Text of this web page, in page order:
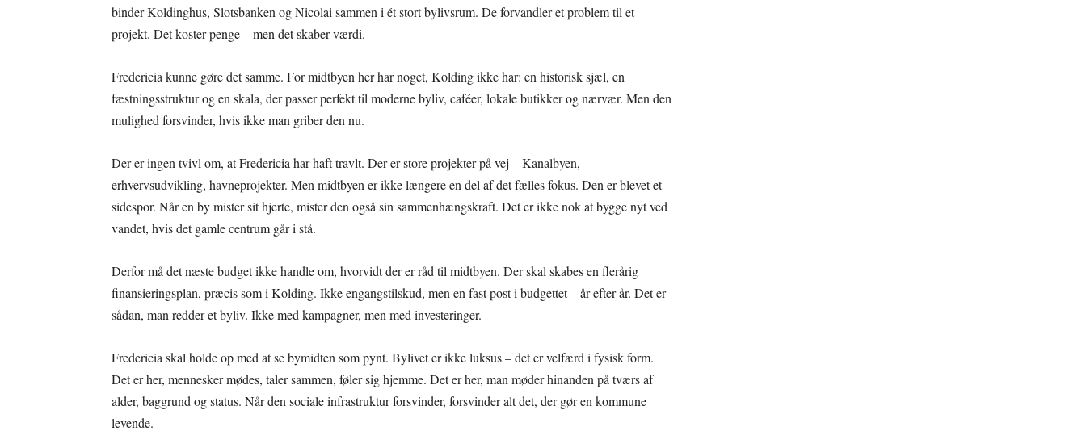
binder Koldinghus, Slotsbanken og Nicolai sammen i ét stort bylivsrum. De forvandler et problem til et
projekt. Det koster penge – men det skaber værdi.
Fredericia kunne gøre det samme. For midtbyen her har noget, Kolding ikke har: en historisk sjæl, en
fæstningsstruktur og en skala, der passer perfekt til moderne byliv, caféer, lokale butikker og nærvær. Men den
mulighed forsvinder, hvis ikke man griber den nu.
Der er ingen tvivl om, at Fredericia har haft travlt. Der er store projekter på vej – Kanalbyen,
erhvervsudvikling, havneprojekter. Men midtbyen er ikke længere en del af det fælles fokus. Den er blevet et
sidespor. Når en by mister sit hjerte, mister den også sin sammenhængskraft. Det er ikke nok at bygge nyt ved
vandet, hvis det gamle centrum går i stå.
Derfor må det næste budget ikke handle om, hvorvidt der er råd til midtbyen. Der skal skabes en flerårig
finansieringsplan, præcis som i Kolding. Ikke engangstilskud, men en fast post i budgettet – år efter år. Det er
sådan, man redder et byliv. Ikke med kampagner, men med investeringer.
Fredericia skal holde op med at se bymidten som pynt. Bylivet er ikke luksus – det er velfærd i fysisk form.
Det er her, mennesker mødes, taler sammen, føler sig hjemme. Det er her, man møder hinanden på tværs af
alder, baggrund og status. Når den sociale infrastruktur forsvinder, forsvinder alt det, der gør en kommune
levende.